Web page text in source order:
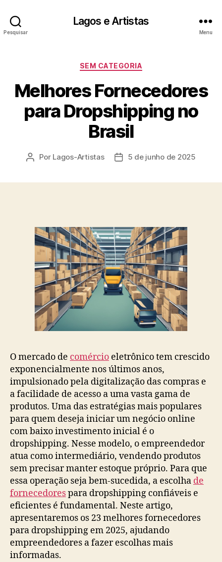
Pesquisar
Lagos e Artistas
Menu
Categorias
SEM CATEGORIA
Melhores Fornecedores
para Dropshipping no
Brasil
Autor
Por Lagos-Artistas
Data5 de junho de 2025
O mercado de comércio eletrônico tem crescido
exponencialmente nos últimos anos,
impulsionado pela digitalização das compras e
a facilidade de acesso a uma vasta gama de
produtos. Uma das estratégias mais populares
para quem deseja iniciar um negócio online
com baixo investimento inicial é o
dropshipping. Nesse modelo, o empreendedor
atua como intermediário, vendendo produtos
sem precisar manter estoque próprio. Para que
essa operação seja bem-sucedida, a escolha de
fornecedorespara dropshipping confiáveis e
eficientes é fundamental. Neste artigo,
apresentaremos os 23 melhores fornecedores
para dropshipping em 2025, ajudando
empreendedores a fazer escolhas mais
informadas.